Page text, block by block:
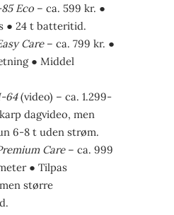
Eco – ca. 599 kr. ●
● 24 t batteritid.
Care– ca. 799 kr. ●
● Middel
64(video) – ca. 1.299-
dagvideo, men
6-8 t uden strøm.
Care– ca. 999
● Tilpas
større